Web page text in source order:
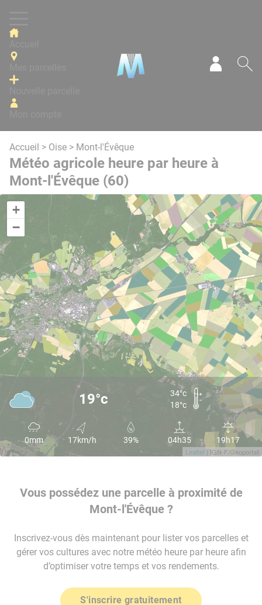
Accueil > Oise > Mont-l'Évêque
Météo agricole heure par heure à
Mont-l'Évêque (60)
+
−
Leaflet | IGN-F/Geoportail
19°c
34°c
18°c
0mm 17km/h 39% 04h35 19h17
Vous possédez une parcelle à proximité de
Mont-l'Évêque ?
Inscrivez-vous dès maintenant pour lister vos parcelles et
gérer vos cultures avec notre météo heure par heure afin
d’optimiser votre temps et vos rendements.
S'inscrire gratuitement